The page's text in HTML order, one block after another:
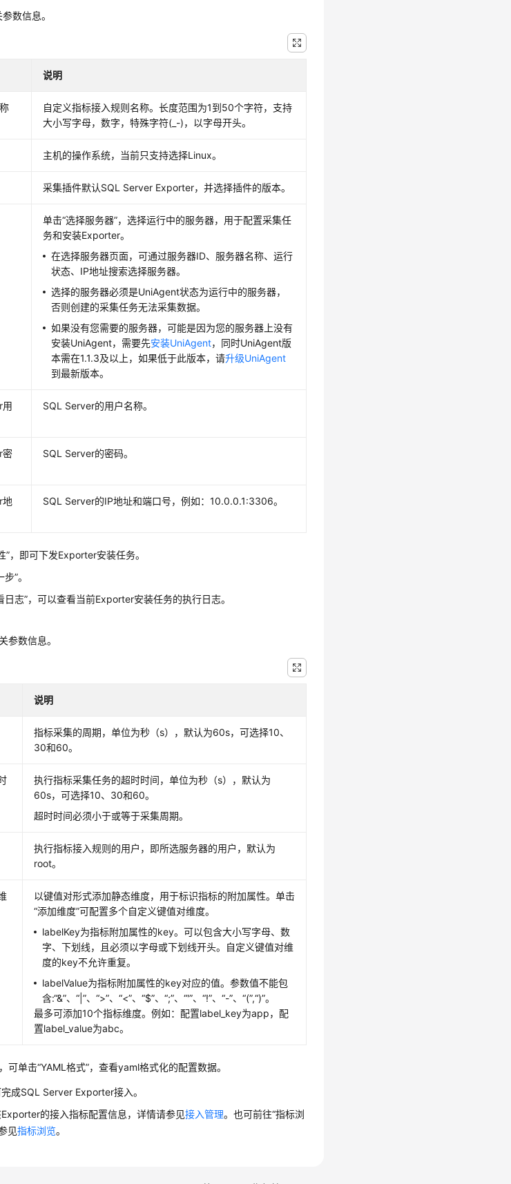
数信息。
说明
自定义指标接入规则名称。长度范围为1到50个字符，支持
大小写字母，数字，特殊字符(_-)，以字母开头。
主机的操作系统，当前只支持选择Linux。
采集插件默认SQL Server Exporter，并选择插件的版本。
单击“选择服务器”，选择运行中的服务器，用于配置采集任
务和安装Exporter。
在选择服务器页面，可通过服务器ID、服务器名称、运行
状态、IP地址搜索选择服务器。
选择的服务器必须是UniAgent状态为运行中的服务器，
否则创建的采集任务无法采集数据。
如果没有您需要的服务器，可能是因为您的服务器上没有
安装UniAgent，需要先安装UniAgent，同时UniAgent版
本需在1.1.3及以上，如果低于此版本，请升级UniAgent
到最新版本。
用
SQL Server的用户名称。
密
SQL Server的密码。
地
SQL Server的IP地址和端口号，例如：10.0.0.1:3306。
”，即可下发Exporter安装任务。
”。
日志”，可以查看当前Exporter安装任务的执行日志。
参数信息。
说明
指标采集的周期，单位为秒（s），默认为60s，可选择10、
30和60。
执行指标采集任务的超时时间，单位为秒（s），默认为
60s，可选择10、30和60。
超时时间必须小于或等于采集周期。
执行指标接入规则的用户，即所选服务器的用户，默认为
root。
以键值对形式添加静态维度，用于标识指标的附加属性。单击
“添加维度”可配置多个自定义键值对维度。
labelKey为指标附加属性的key。可以包含大小写字母、数
字、下划线，且必须以字母或下划线开头。自定义键值对维
度的key不允许重复。
labelValue为指标附加属性的key对应的值。参数值不能包
含:“&”、“|”、“>”、“<”、“$”、“;”、“'”、“!”、“-”、“(”,“)”。
最多可添加10个指标维度。例如：配置label_key为app，配
置label_value为abc。
单击“YAML格式”，查看yaml格式化的配置数据。
成SQL Server Exporter接入。
的接入指标配置信息，详情请参见接入管理。也可前往“指标浏
见指标浏览。